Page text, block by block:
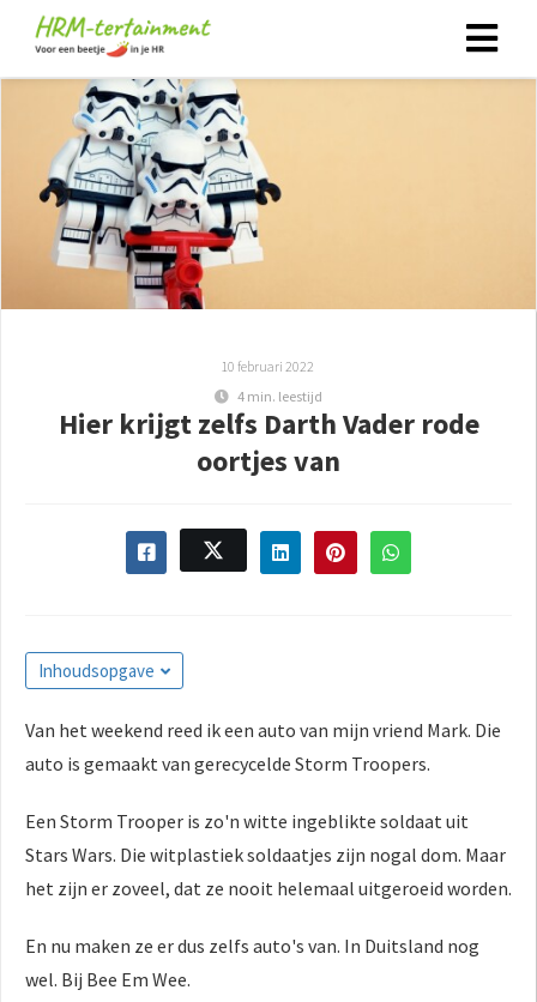
10 februari 2022
4 min. leestijd
Hier krijgt zelfs Darth Vader rode
oortjes van
Inhoudsopgave
Van het weekend reed ik een auto van mijn vriend Mark. Die
auto is gemaakt van gerecycelde Storm Troopers.
Een Storm Trooper is zo'n witte ingeblikte soldaat uit
Stars Wars. Die witplastiek soldaatjes zijn nogal dom. Maar
het zijn er zoveel, dat ze nooit helemaal uitgeroeid worden.
En nu maken ze er dus zelfs auto's van. In Duitsland nog
wel. Bij Bee Em Wee.